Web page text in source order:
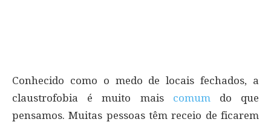
Conhecido como o medo de locais fechados, a
claustrofobia é muito mais comum do que
pensamos. Muitas pessoas têm receio de ficarem